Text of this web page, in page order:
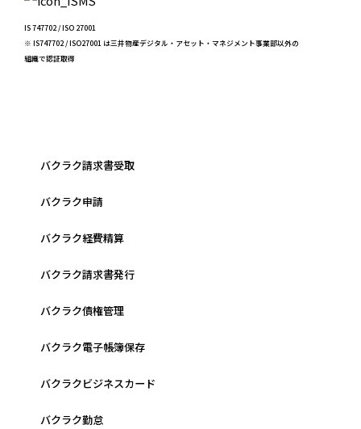
IS 747702 / ISO 27001
※ IS747702 / ISO27001 は三井物産デジタル・アセット・マネジメント事業部以外の
組織で認証取得
バクラク請求書受取
バクラク申請
バクラク経費精算
バクラク請求書発行
バクラク債権管理
バクラク電子帳簿保存
バクラクビジネスカード
バクラク勤怠